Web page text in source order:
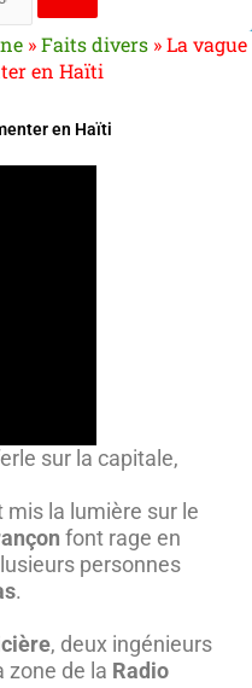
»Faits divers »La vague
en Haïti
en Haïti
sur la capitale,
mis la lumière sur le
font rage en
personnes
.
, deux ingénieurs
zone de la Radio